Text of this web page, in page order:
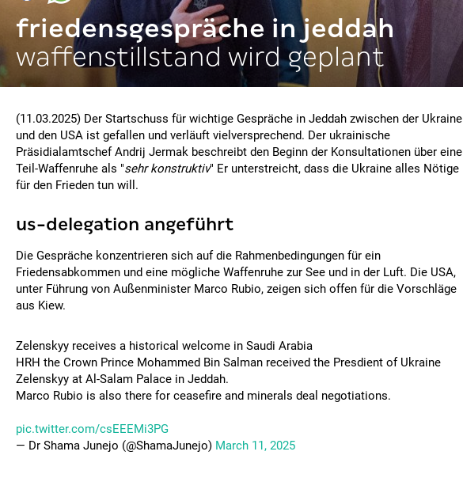
friedensgespräche in jeddah
waffenstillstand wird geplant
(11.03.2025) Der Startschuss für wichtige Gespräche in Jeddah zwischen der Ukraine
und den USA ist gefallen und verläuft vielversprechend. Der ukrainische
Präsidialamtschef Andrij Jermak beschreibt den Beginn der Konsultationen über eine
Teil-Waffenruhe als "sehr konstruktiv" Er unterstreicht, dass die Ukraine alles Nötige
für den Frieden tun will.
us-delegation angeführt
Die Gespräche konzentrieren sich auf die Rahmenbedingungen für ein
Friedensabkommen und eine mögliche Waffenruhe zur See und in der Luft. Die USA,
unter Führung von Außenminister Marco Rubio, zeigen sich offen für die Vorschläge
aus Kiew.
Zelenskyy receives a historical welcome in Saudi Arabia
HRH the Crown Prince Mohammed Bin Salman received the Presdient of Ukraine
Zelenskyy at Al-Salam Palace in Jeddah.
Marco Rubio is also there for ceasefire and minerals deal negotiations.
pic.twitter.com/csEEEMi3PG
— Dr Shama Junejo (@ShamaJunejo) March 11, 2025